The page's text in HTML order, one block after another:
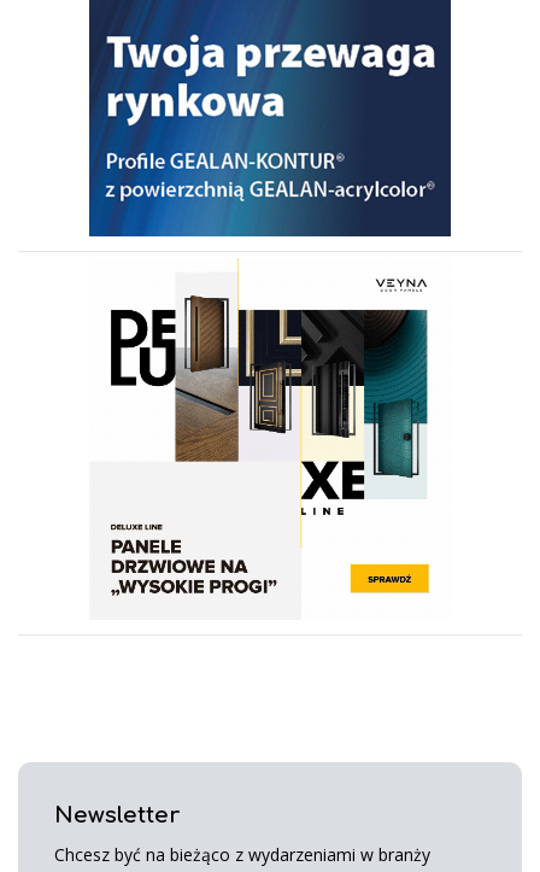
Newsletter
Chcesz być na bieżąco z wydarzeniami w branży